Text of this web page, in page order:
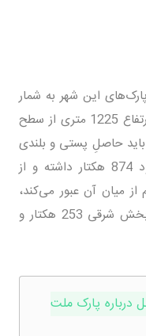
این شهر به شمار
می‌آید که با امتداد شرقی_غربی و در ارتفاع 1225 متری از سطح
باید حاصلِ پستی و بلندی
تپه ماهور دانست که وسعتی در حدود 874 هکتار داشته و از
میان آن عبور می‌کند،
دارای دو بخش غربی و شرقی است. بخش شرقی 253 هکتار و
درباره پارک ملت